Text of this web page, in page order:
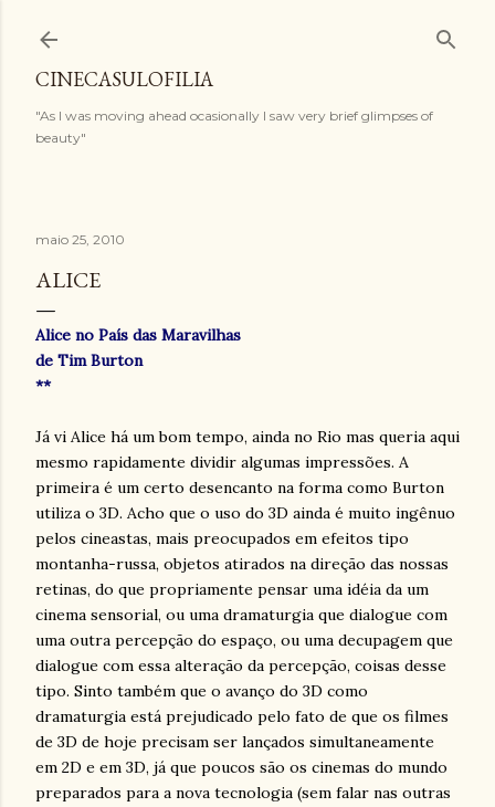
CINECASULOFILIA
"As I was moving ahead ocasionally I saw very brief glimpses of
beauty"
maio 25, 2010
ALICE
Alice no País das Maravilhas
de Tim Burton
**
Já vi Alice há um bom tempo, ainda no Rio mas queria aqui
mesmo rapidamente dividir algumas impressões. A
primeira é um certo desencanto na forma como Burton
utiliza o 3D. Acho que o uso do 3D ainda é muito ingênuo
pelos cineastas, mais preocupados em efeitos tipo
montanha-russa, objetos atirados na direção das nossas
retinas, do que propriamente pensar uma idéia da um
cinema sensorial, ou uma dramaturgia que dialogue com
uma outra percepção do espaço, ou uma decupagem que
dialogue com essa alteração da percepção, coisas desse
tipo. Sinto também que o avanço do 3D como
dramaturgia está prejudicado pelo fato de que os filmes
de 3D de hoje precisam ser lançados simultaneamente
em 2D e em 3D, já que poucos são os cinemas do mundo
preparados para a nova tecnologia (sem falar nas outras